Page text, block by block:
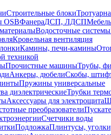
Строительные блоки
OSBФанераДСП, ЛДСП
Водосточные системы
Кровельная вентиляция
Камины, печи-камины
техникой
Прочистные машиныТрубы,
Анкеры, дюбелиСкобы,
Пружины универсальные
диэлектрическиеТрубки
Аксессуары для электрощита
преобразователи
Счетчики воды
ПодложкаПлинтусы,